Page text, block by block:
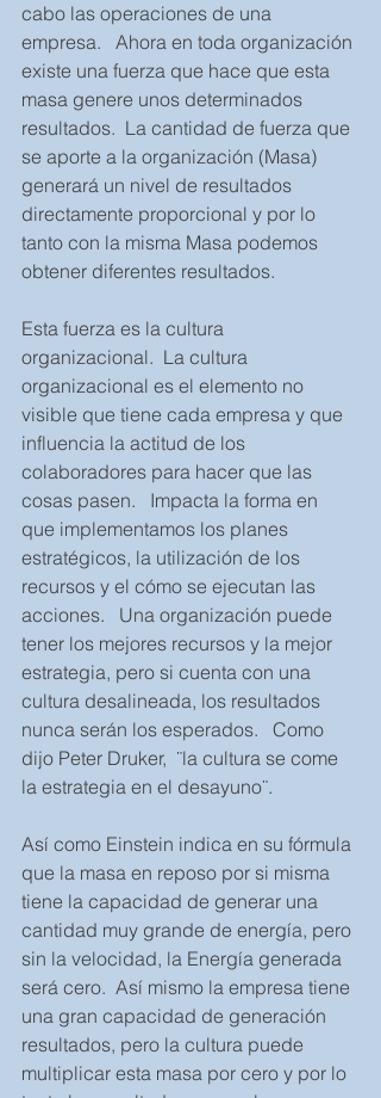
cabo las operaciones de una
empresa.   Ahora en toda organización
existe una fuerza que hace que esta
masa genere unos determinados
resultados.  La cantidad de fuerza que
se aporte a la organización (Masa)
generará un nivel de resultados
directamente proporcional y por lo
tanto con la misma Masa podemos
obtener diferentes resultados.
Esta fuerza es la cultura
organizacional.  La cultura
organizacional es el elemento no
visible que tiene cada empresa y que
influencia la actitud de los
colaboradores para hacer que las
cosas pasen.   Impacta la forma en
que implementamos los planes
estratégicos, la utilización de los
recursos y el cómo se ejecutan las
acciones.   Una organización puede
tener los mejores recursos y la mejor
estrategia, pero si cuenta con una
cultura desalineada, los resultados
nunca serán los esperados.   Como
dijo Peter Druker,  ¨la cultura se come
la estrategia en el desayuno¨.
Así como Einstein indica en su fórmula
que la masa en reposo por si misma
tiene la capacidad de generar una
cantidad muy grande de energía, pero
sin la velocidad, la Energía generada
será cero.  Así mismo la empresa tiene
una gran capacidad de generación
resultados, pero la cultura puede
multiplicar esta masa por cero y por lo